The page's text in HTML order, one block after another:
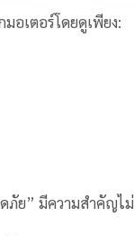
มอเตอร์โดยดูเพียง:
ภัย” มีความสำคัญไ